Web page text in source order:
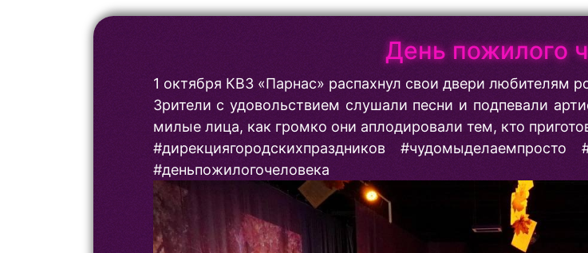
День пожилого
1 октября КВЗ «Парнас» распахнул свои двери любителям
Зрители с удовольствием слушали песни и подпевали
милые лица, как громко они аплодировали тем, кто
#дирекциягородскихпраздников #чудомыделаемпросто
#деньпожилогочеловека